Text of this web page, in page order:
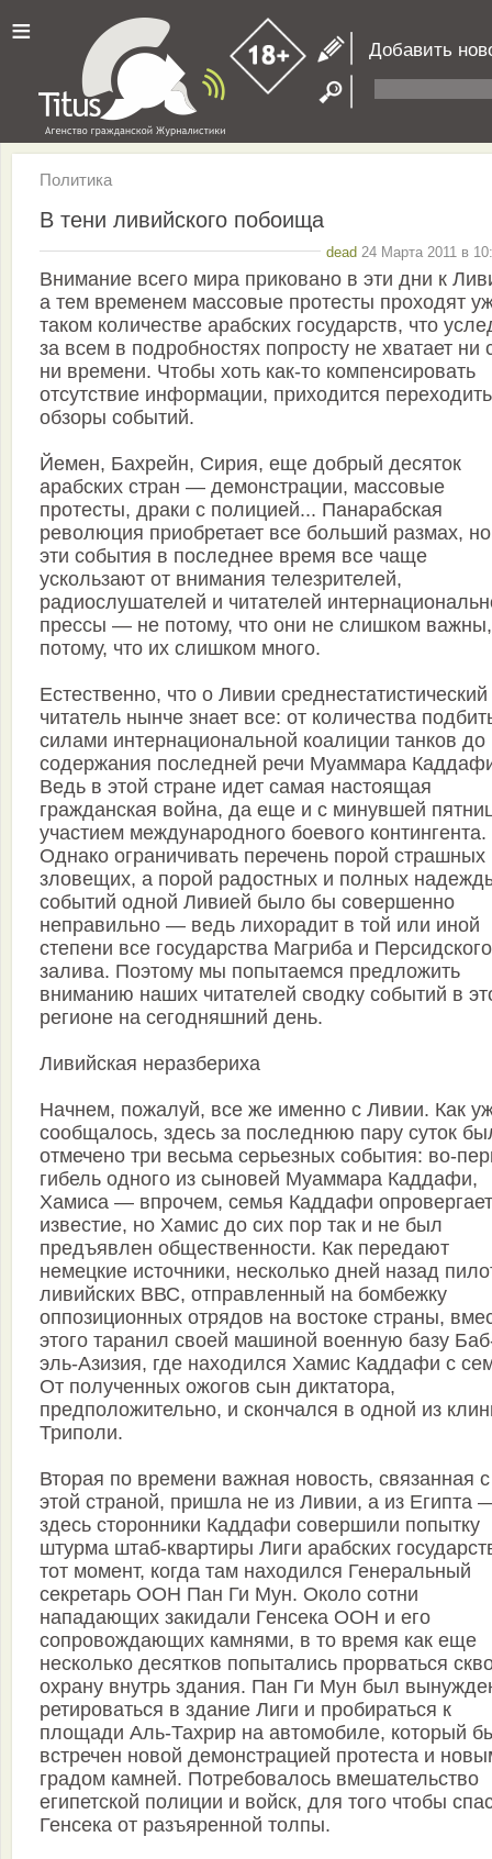
≡ Добавить
Политика
В тени ливийского побоища
dead 24 Марта 2011 в
Внимание всего мира приковано в эти дни к
а тем временем массовые протесты проходят
таком количестве арабских государств, что
за всем в подробностях попросту не хватает ни
ни времени. Чтобы хоть как-то компенсировать
отсутствие информации, приходится
обзоры событий.
Йемен, Бахрейн, Сирия, еще добрый десяток
арабских стран — демонстрации, массовые
протесты, драки с полицией... Панарабская
революция приобретает все больший размах,
эти события в последнее время все чаще
ускользают от внимания телезрителей,
радиослушателей и читателей
прессы — не потому, что они не слишком
потому, что их слишком много.
Естественно, что о Ливии среднестатистический
читатель нынче знает все: от количества
силами интернациональной коалиции танков до
содержания последней речи Муаммара
Ведь в этой стране идет самая настоящая
гражданская война, да еще и с минувшей
участием международного боевого контингента.
Однако ограничивать перечень порой страшных
зловещих, а порой радостных и полных
событий одной Ливией было бы совершенно
неправильно — ведь лихорадит в той или иной
степени все государства Магриба и Персидского
залива. Поэтому мы попытаемся предложить
вниманию наших читателей сводку событий в
регионе на сегодняшний день.
Ливийская неразбериха
Начнем, пожалуй, все же именно с Ливии. Как
сообщалось, здесь за последнюю пару суток
отмечено три весьма серьезных события: во-
гибель одного из сыновей Муаммара Каддафи,
Хамиса — впрочем, семья Каддафи
известие, но Хамис до сих пор так и не был
предъявлен общественности. Как передают
немецкие источники, несколько дней назад
ливийских ВВС, отправленный на бомбежку
оппозиционных отрядов на востоке страны,
этого таранил своей машиной военную базу
эль-Азизия, где находился Хамис Каддафи с
От полученных ожогов сын диктатора,
предположительно, и скончался в одной из
Триполи.
Вторая по времени важная новость, связанная с
этой страной, пришла не из Ливии, а из Египта
здесь сторонники Каддафи совершили попытку
штурма штаб-квартиры Лиги арабских
тот момент, когда там находился Генеральный
секретарь ООН Пан Ги Мун. Около сотни
нападающих закидали Генсека ООН и его
сопровождающих камнями, в то время как еще
несколько десятков попытались прорваться
охрану внутрь здания. Пан Ги Мун был
ретироваться в здание Лиги и пробираться к
площади Аль-Тахрир на автомобиле, который
встречен новой демонстрацией протеста и
градом камней. Потребовалось вмешательство
египетской полиции и войск, для того чтобы
Генсека от разъяренной толпы.